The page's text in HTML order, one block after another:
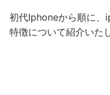
初代Iphoneから順に、
特徴について紹介いた